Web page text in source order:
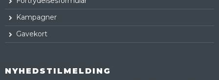
Kampagner
Gavekort
NYHEDSTILMELDING